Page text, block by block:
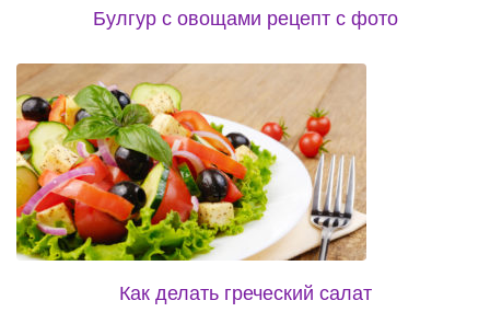
Булгур с овощами рецепт с фото
Как делать греческий салат